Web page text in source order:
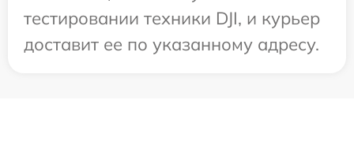
тестировании техники DJI, и курьер
доставит ее по указанному адресу.